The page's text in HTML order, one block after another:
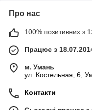
Про нас
100% позитивних з
Працює з
м. Умань
ул. Костельная, 6,
Контакти